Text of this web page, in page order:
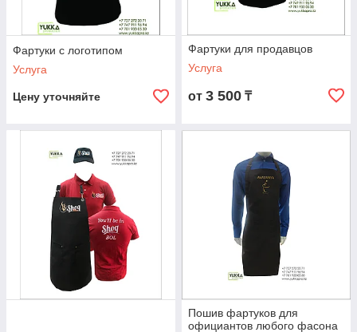
Фартуки с логотипом
Услуга
Цену уточняйте
Фартуки для продавцов
Услуга
от 3 500 ₸
Пошив фартуков для
официантов любого фасона